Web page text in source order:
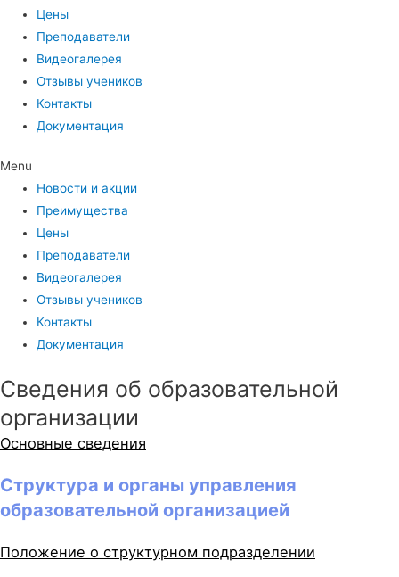
Цены
Преподаватели
Видеогалерея
Отзывы учеников
Контакты
Документация
Menu
Новости и акции
Преимущества
Цены
Преподаватели
Видеогалерея
Отзывы учеников
Контакты
Документация
Сведения об образовательной
организации
Основные сведения
Структура и органы управления
образовательной организацией
Положение о структурном подразделении